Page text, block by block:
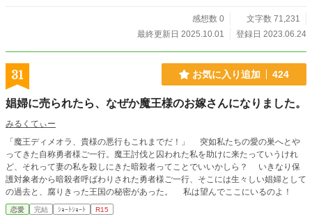
感想数 0
文字数 71,231
最終更新日 2025.10.01
登録日 2023.06.24
31 お気に入り追加 424
娼婦に売られたら、なぜか魔王様のお嫁さんになりました。
みるくてぃー
「魔王ディメオラ、貴様の悪行もこれまでだ！」 突如私たちの愛の巣へとや
ってきた自称勇者様ご一行。魔王討伐と囚われた私を助けに来たっていうけれ
ど、それって妻の私を殺しにきた暗殺者ってことでいいかしら？ いきなり保
護対象者から暗殺者呼ばわりされた勇者様ご一行、そこには生々しい娼婦として
の過去と、腐りきった王国の秘密があった。 私は望んでここにいるのよ！
恋愛 完結 ｼｮｰﾄｼｮｰﾄ R15